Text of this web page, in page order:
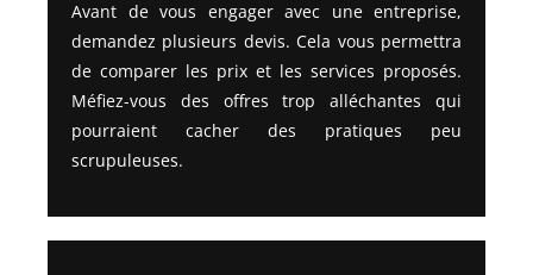
Avant de vous engager avec une entreprise,
demandez plusieurs devis. Cela vous permettra
de comparer les prix et les services proposés.
Méfiez-vous des offres trop alléchantes qui
pourraient cacher des pratiques peu
scrupuleuses.